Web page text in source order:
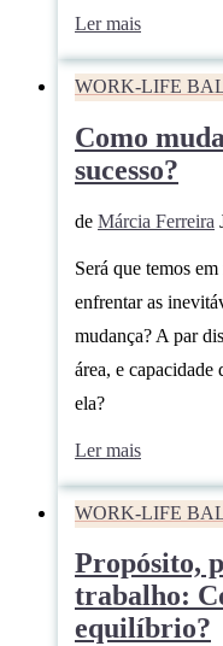
Ler mais
WORK-LIFE
Como
sucesso?
de Márcia Ferreira
Será que temos
enfrentar as
mudança? A par
área, e capacidade
ela?
Ler mais
WORK-LIFE
Propósito,
trabalho:
equilíbrio?